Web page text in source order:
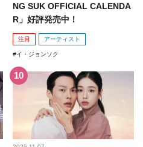
NG SUK OFFICIAL CALENDA
R」好評発売中！
注目 アーティスト
イ・ジョンソク